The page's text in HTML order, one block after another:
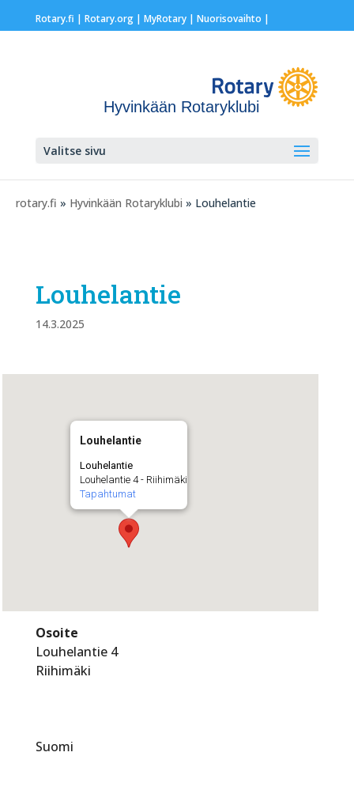
Rotary.fi | Rotary.org| MyRotary | Nuorisovaihto |
Hyvinkään Rotaryklubi
Valitse sivu
rotary.fi » Hyvinkään Rotaryklubi » Louhelantie
Louhelantie
14.3.2025
Louhelantie
Louhelantie
Louhelantie 4 - Riihimäki
Tapahtumat
Osoite
Louhelantie 4
Riihimäki
Suomi